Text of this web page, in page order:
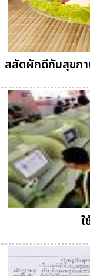
สลัดผักดีกับสุขภ